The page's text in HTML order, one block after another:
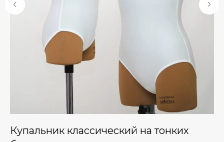
Купальник классический на тонких